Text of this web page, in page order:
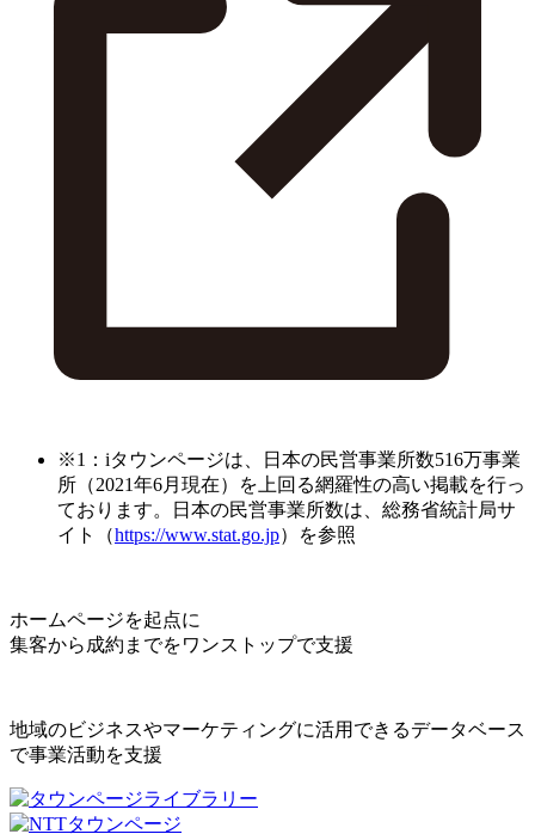
※1：iタウンページは、日本の民営事業所数516万事業
所（2021年6月現在）を上回る網羅性の高い掲載を行っ
ております。日本の民営事業所数は、総務省統計局サ
イト（https://www.stat.go.jp）を参照
ホームページを起点に
集客から成約までをワンストップで支援
地域のビジネスやマーケティングに活用できるデータベース
で事業活動を支援